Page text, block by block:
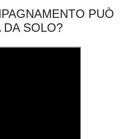
PUÒ
DA SOLO?